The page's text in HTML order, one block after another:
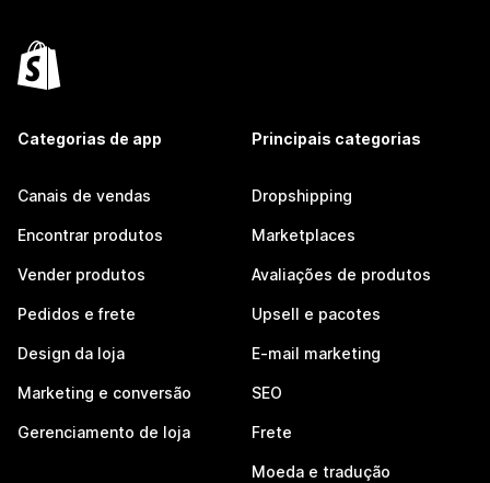
Categorias de app
Canais de vendas
Encontrar produtos
Vender produtos
Pedidos e frete
Design da loja
Marketing e conversão
Gerenciamento de loja
Principais categorias
Dropshipping
Marketplaces
Avaliações de produtos
Upsell e pacotes
E-mail marketing
SEO
Frete
Moeda e tradução